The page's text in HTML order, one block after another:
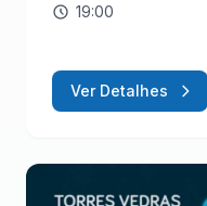
19:00
Ver Detalhes